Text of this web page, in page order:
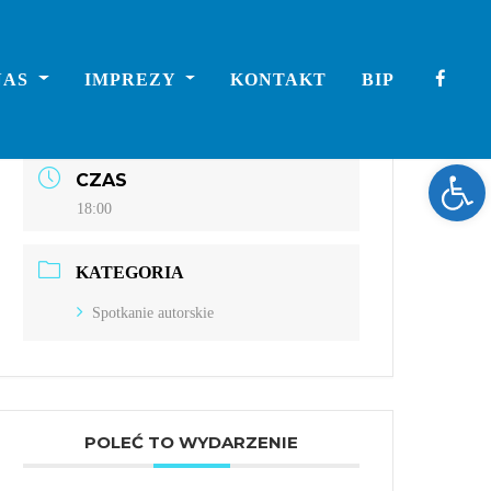
IMPREZY KONTAKT BIP
lut 10 2022
CZAS
18:00
KATEGORIA
Spotkanie autorskie
POLEĆ TO WYDARZENIE